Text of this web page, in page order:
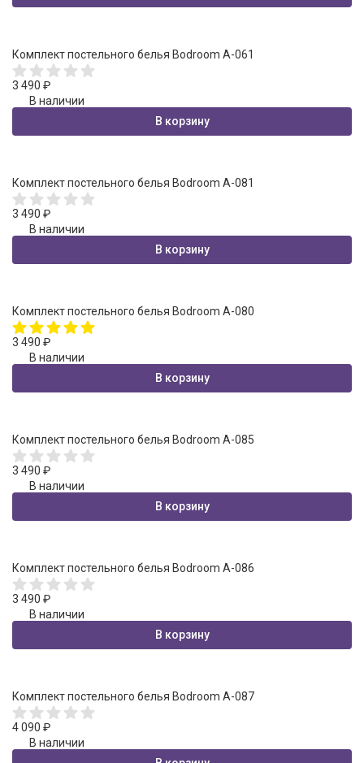
Комплект постельного белья Bodroom A-061
3 490 ₽
В наличии
В корзину
Комплект постельного белья Bodroom A-081
3 490 ₽
В наличии
В корзину
Комплект постельного белья Bodroom A-080
3 490 ₽
В наличии
В корзину
Комплект постельного белья Bodroom A-085
3 490 ₽
В наличии
В корзину
Комплект постельного белья Bodroom A-086
3 490 ₽
В наличии
В корзину
Комплект постельного белья Bodroom A-087
4 090 ₽
В наличии